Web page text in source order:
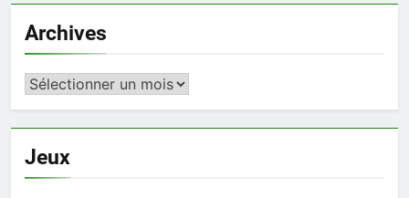
Archives
Archives
Jeux